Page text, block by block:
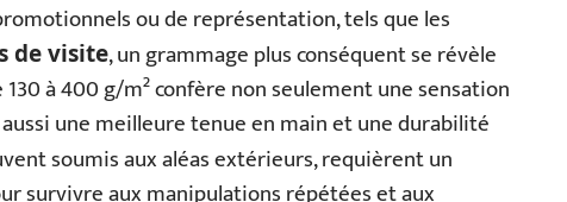
ou de représentation, tels que les
de visite, un grammage plus conséquent se révèle
à 400 g/m² confère non seulement une sensation
une meilleure tenue en main et une durabilité
soumis aux aléas extérieurs, requièrent un
survivre aux manipulations répétées et aux